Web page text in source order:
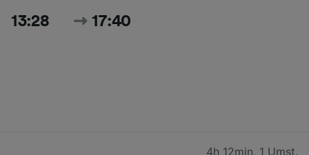
13:28 17:40
4h 12min, 1 Umst.